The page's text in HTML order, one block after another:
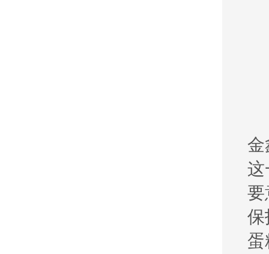
这
要
保
蛋